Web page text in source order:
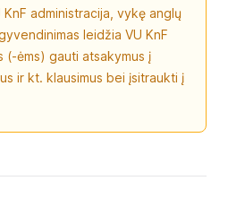
administracija, vykę anglų
leidžia VU KnF
(-ėms) gauti atsakymus į
ir kt. klausimus bei įsitraukti į